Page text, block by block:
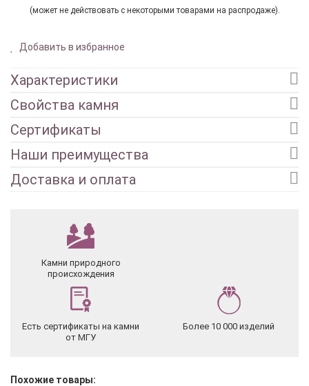
(может не действовать с некоторыми товарами на распродаже).
Добавить в избранное
Характеристики
Свойства камня
Сертификаты
Наши преимущества
Доставка и оплата
Камни природного
происхождения
Есть сертификаты на камни
от МГУ
Более 10 000 изделий
Похожие товары: